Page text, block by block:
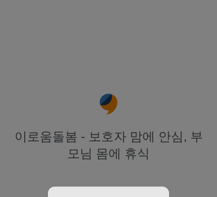
이로움돌봄 - 보호자 맘에 안심, 부
모님 몸에 휴식